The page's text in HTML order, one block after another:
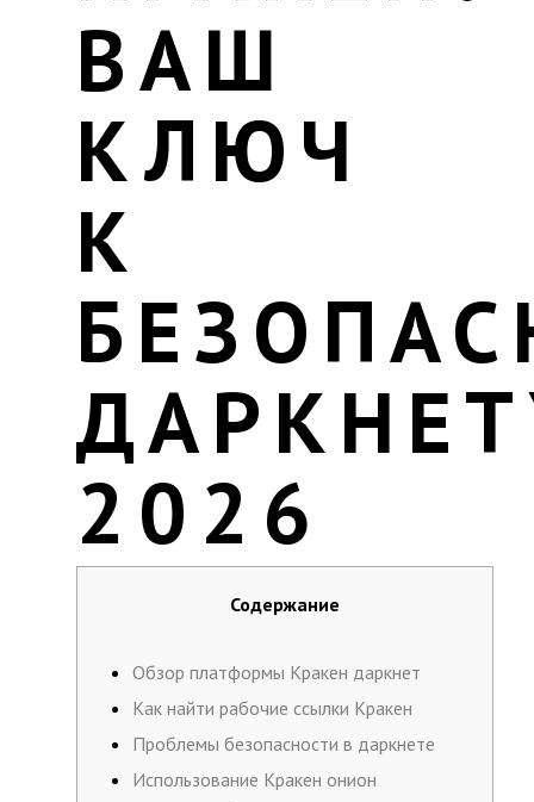
ВАШ
КЛЮЧ
К
2026
Содержание
Обзор платформы Кракен даркнет
Как найти рабочие ссылки Кракен
Проблемы безопасности в даркнете
Использование Кракен онион